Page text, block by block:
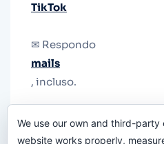
TikTok
✉ Respondo
mails
, incluso.
le quiten el teléfono.
We use our own and third-party
website works properly,